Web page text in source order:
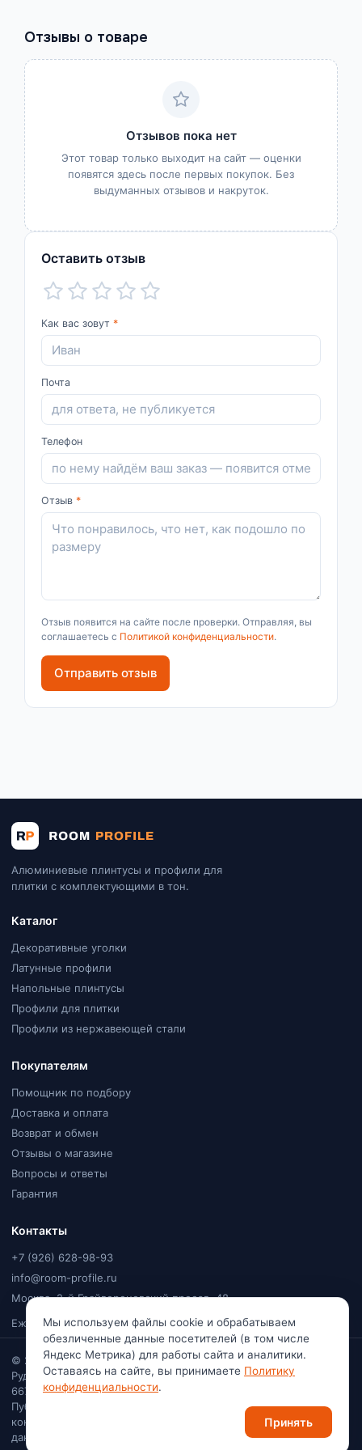
Отзывы о товаре
Отзывов пока нет
Этот товар только выходит на сайт — оценки
появятся здесь после первых покупок. Без
выдуманных отзывов и накруток.
Оставить отзыв
Как вас зовут *
Почта
Телефон
Отзыв *
Отзыв появится на сайте после проверки. Отправляя, вы
соглашаетесь с Политикой конфиденциальности.
Отправить отзыв
Алюминиевые плинтусы и профили для
плитки с комплектующими в тон.
Каталог
Декоративные уголки
Латунные профили
Напольные плинтусы
Профили для плитки
Профили из нержавеющей стали
Покупателям
Помощник по подбору
Доставка и оплата
Возврат и обмен
Отзывы о магазине
Вопросы и ответы
Гарантия
Контакты
+7 (926) 628-98-93
info@room-profile.ru
Москва, 2-й Грайвороновский проезд, 48
Ежедневно, 9:00–20:00
© 2026Room Profile. Все права защищены. Ваулин Константин
Рудольфович · Самозанятый (плательщик НПД) · ИНН
667113741222
Публичная оферта
конфиденциальности
Согласие на обработку персональных
данных
Мы используем файлы cookie и обрабатываем
обезличенные данные посетителей (в том числе
Яндекс Метрика) для работы сайта и аналитики.
Оставаясь на сайте, вы принимаете Политику
конфиденциальности.
Принять